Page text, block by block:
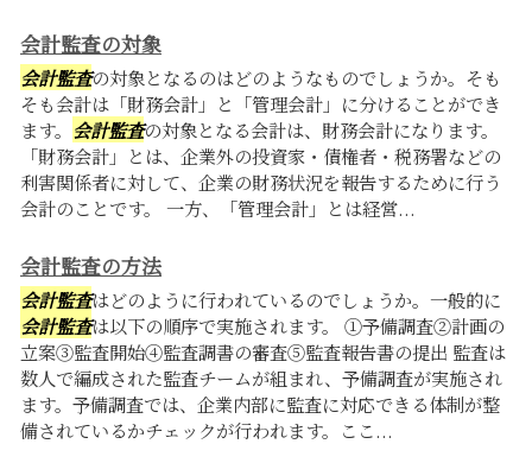
会計監査の対象
会計監査の対象となるのはどのようなものでしょうか。そも
そも会計は「財務会計」と「管理会計」に分けることができ
ます。 会計監査の対象となる会計は、財務会計になります。
「財務会計」とは、企業外の投資家・債権者・税務署などの
利害関係者に対して、企業の財務状況を報告するために行う
会計のことです。 一方、「管理会計」とは経営...
会計監査の方法
会計監査はどのように行われているのでしょうか。一般的に
会計監査は以下の順序で実施されます。 ①予備調査②計画の
立案③監査開始④監査調書の審査⑤監査報告書の提出 監査は
数人で編成された監査チームが組まれ、予備調査が実施され
ます。予備調査では、企業内部に監査に対応できる体制が整
備されているかチェックが行われます。ここ...